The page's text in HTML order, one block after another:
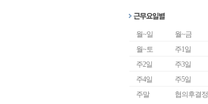
월~일
월~금
월~토
주1일
주2일
주3일
주4일
주5일
주말
협의후결정